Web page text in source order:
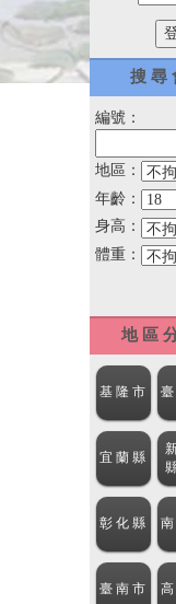
搜 尋
編號：
地區：
年齡：
身高：
體重：
地 區